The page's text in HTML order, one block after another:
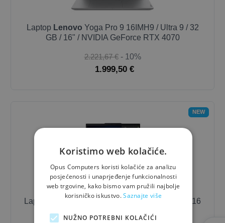
Laptop Lenovo Yoga Pro 9 16IMH9 / Ultra 9 / 32
GB / 16" / NVIDIA GeForce RTX 4070
2.221,67 € - 10%
1.999,50 €
NEW
Laptop
ThinkPad T14 Gen 6 / Ultra 7 / 16
Koristimo web kolačiće.
Opus Computers koristi kolačiće za analizu
posjećenosti i unaprjeđenje funkcionalnosti
web trgovine, kako bismo vam pružili najbolje
korisničko iskustvo.Saznajte više
NUŽNO POTREBNI KOLAČIĆI